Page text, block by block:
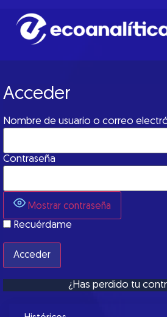
Acceder
Nombre de usuario o correo
Contraseña
Mostrar contraseña
Recuérdame
¿Has perdido tu